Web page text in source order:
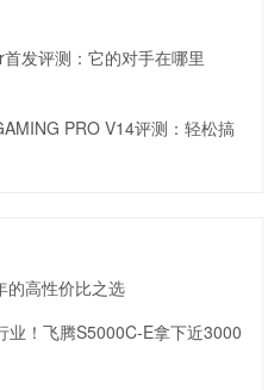
发评测：它的对手在哪里
PRO V14评测：轻松搞
的高性价比之选
业！飞腾S5000C-E拿下近3000